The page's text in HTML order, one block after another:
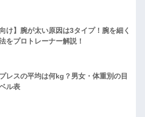
向け】腕が太い原因は3タイプ！腕を細く
をプロトレーナー解説！
レスの平均は何kg？男女・体重別の目
ル表